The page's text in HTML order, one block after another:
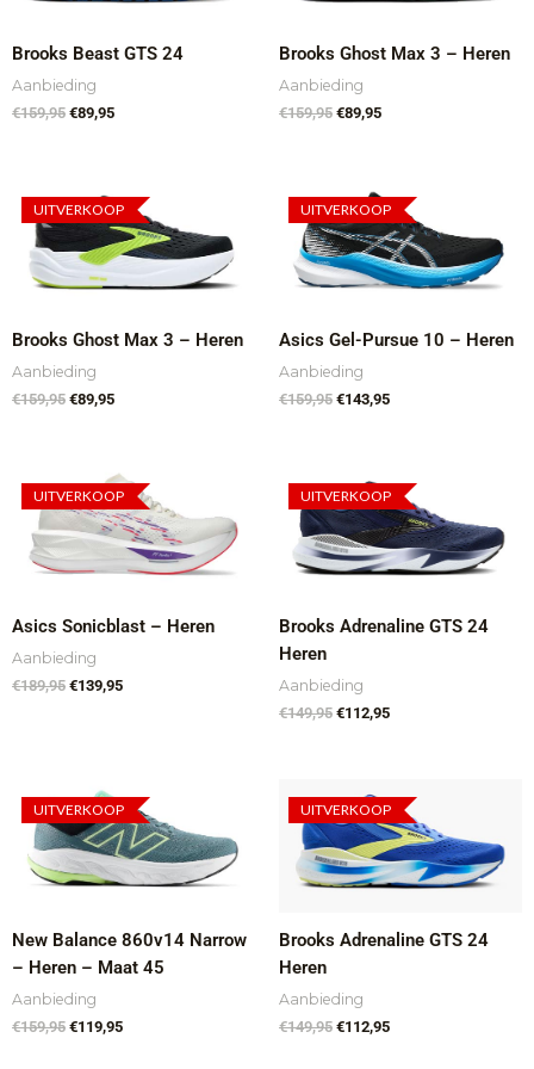
Brooks Beast GTS 24
Aanbieding
€159,95 €89,95
Brooks Ghost Max 3 – Heren
Aanbieding
€159,95 €89,95
UITVERKOOP
Brooks Ghost Max 3 – Heren
Aanbieding
€159,95
prijs
was:
€159,95.
€89,95
prijs
is:
€89,95.
UITVERKOOP
Asics Gel-Pursue 10 – Heren
Aanbieding
€159,95
Oorspronkelijke
prijs
was:
€159,95.
€143,95
prijs
is:
€143,95.
UITVERKOOP
Asics Sonicblast – Heren
Aanbieding
€189,95
Oorspronkelijke
prijs
was:
€189,95.
€139,95
Huidige
prijs
is:
€139,95.
UITVERKOOP
Brooks Adrenaline GTS 24
Heren
Aanbieding
€149,95
prijs
was:
€149,95.
€112,95
prijs
is:
€112,95.
UITVERKOOP
New Balance 860v14 Narrow
– Heren – Maat 45
Aanbieding
€159,95
Oorspronkelijke
prijs
was:
€159,95.
€119,95
prijs
is:
€119,95.
UITVERKOOP
Brooks Adrenaline GTS 24
Heren
Aanbieding
€149,95
prijs
was:
€149,95.
€112,95
prijs
is:
€112,95.